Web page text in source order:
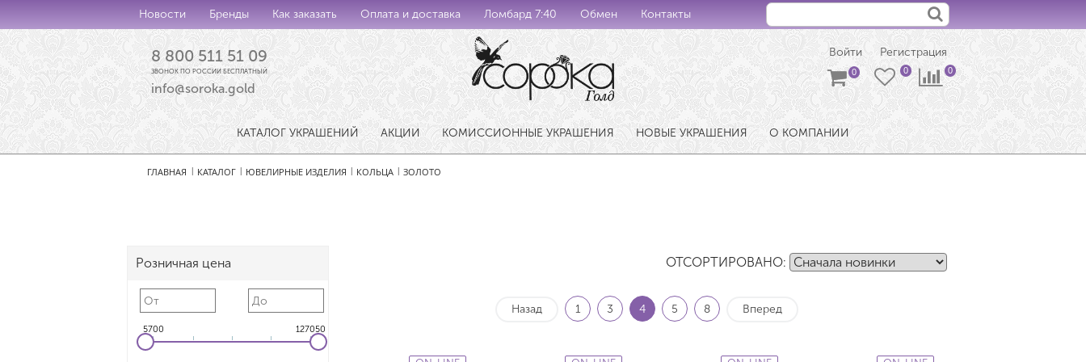
Новости Бренды Как заказать Оплата и доставка Ломбард 7:40 Обмен Контакты
8 800 511 51 09
ЗВОНОК ПО РОССИИ БЕСПЛАТНЫЙ
info@soroka.gold
Войти Регистрация
КАТАЛОГ УКРАШЕНИЙ АКЦИИ КОМИССИОННЫЕ УКРАШЕНИЯ НОВЫЕ УКРАШЕНИЯ О КОМПАНИИ
ГЛАВНАЯ КАТАЛОГ ЮВЕЛИРНЫЕ ИЗДЕЛИЯ КОЛЬЦА ЗОЛОТО
Розничная цена
5700 127050
ОТСОРТИРОВАНО:
Назад 1 3 4 5 8 Вперед